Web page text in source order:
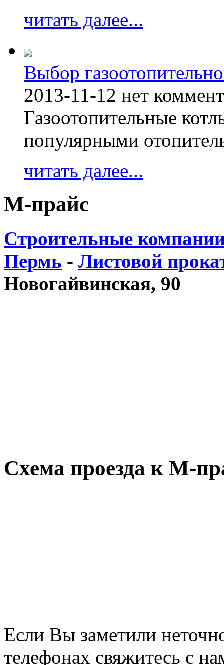
читать далее...
Выбор
2013-11-12 нет
Газоотопительные
популярными
читать далее...
М-прайс
Строительные
Пермь - Листовой
Новогайвинская, 90
Схема проезда к М-
Если Вы заметили
телефонах свяжитесь с